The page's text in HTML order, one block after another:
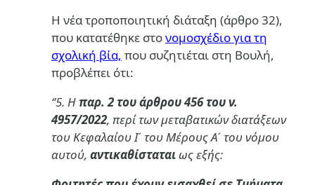
Η νέα τροποποιητική διάταξη (άρθρο 32),
που κατατέθηκε στονομοσχέδιο για τη
σχολική βία, που συζητιέται στη Βουλή,
προβλέπει ότι:
‘’5. Η παρ. 2 του άρθρου 456 του ν.
4957/2022, περί των μεταβατικών διατάξεων
του Κεφαλαίου Ι ́ του Μέρους Α ́ του νόμου
αυτού, αντικαθίσταταιως εξής: